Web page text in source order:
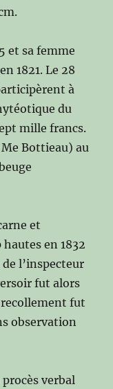
et sa femme
1821. Le 28
à
du
mille francs.
Me Bottieau) au
et
en 1832
l’inspecteur
fut alors
recollement fut
observation
verbal